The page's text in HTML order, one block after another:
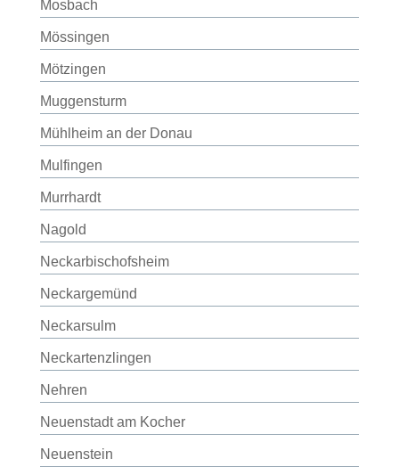
Mosbach
Mössingen
Mötzingen
Muggensturm
Mühlheim an der Donau
Mulfingen
Murrhardt
Nagold
Neckarbischofsheim
Neckargemünd
Neckarsulm
Neckartenzlingen
Nehren
Neuenstadt am Kocher
Neuenstein